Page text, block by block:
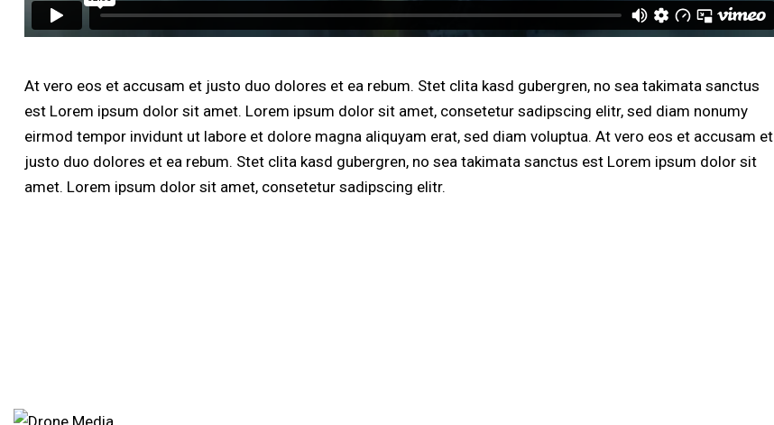
At vero eos et accusam et justo duo dolores et ea rebum. Stet clita kasd gubergren, no sea takimata sanctus
est Lorem ipsum dolor sit amet. Lorem ipsum dolor sit amet, consetetur sadipscing elitr, sed diam nonumy
eirmod tempor invidunt ut labore et dolore magna aliquyam erat, sed diam voluptua. At vero eos et accusam et
justo duo dolores et ea rebum. Stet clita kasd gubergren, no sea takimata sanctus est Lorem ipsum dolor sit
amet. Lorem ipsum dolor sit amet, consetetur sadipscing elitr.